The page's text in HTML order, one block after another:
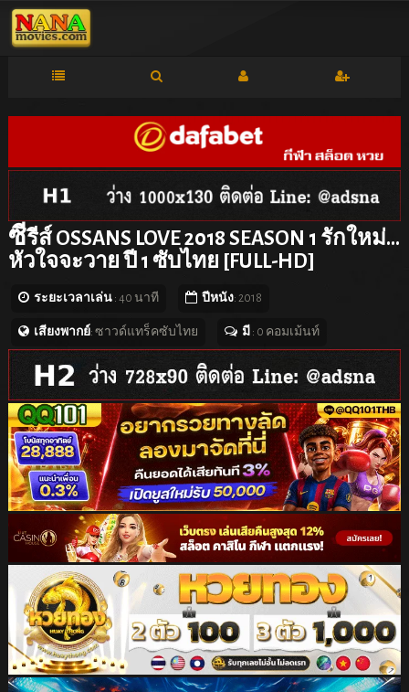
ซีรีส์ OSSANS LOVE 2018 SEASON 1 รักใหม่…
หัวใจจะวาย ปี 1 ซับไทย [FULL-HD]
ระยะเวลาเล่น: 40 นาที ปีหนัง: 2018
เสียงพากย์: ซาวด์แทร็คซับไทย มี : 0 คอมเม้นท์